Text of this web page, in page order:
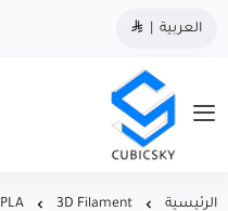
العربية
مؤسسة كيوبك سكاي
الرئيسية 3D Filament
PLA